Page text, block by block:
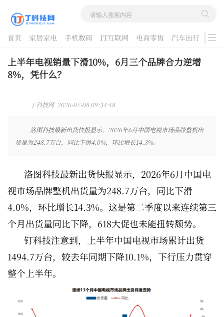
首页 家居家电 手机数码 IT互联网 电商零售 汽车出行
游戏
酷品评测
上半年电视销量下滑10%，6月三个品牌合力逆增
8%，凭什么？
丁科技网 2026-07-08 09:34:18
洛图科技最新出货快报显示，2026年6月中国电视市场品牌整机出
货量为248.7万台，同比下滑4.0%，环比增长14.3%。
洛图科技最新出货快报显示，2026年6月中国电
视市场品牌整机出货量为248.7万台，同比下滑
4.0%，环比增长14.3%。这是第二季度以来连续第三
个月出货量同比下降，618大促也未能扭转颓势。
钉科技注意到，上半年中国电视市场累计出货
1494.7万台，较去年同期下降10.1%，下行压力贯穿
整个上半年。